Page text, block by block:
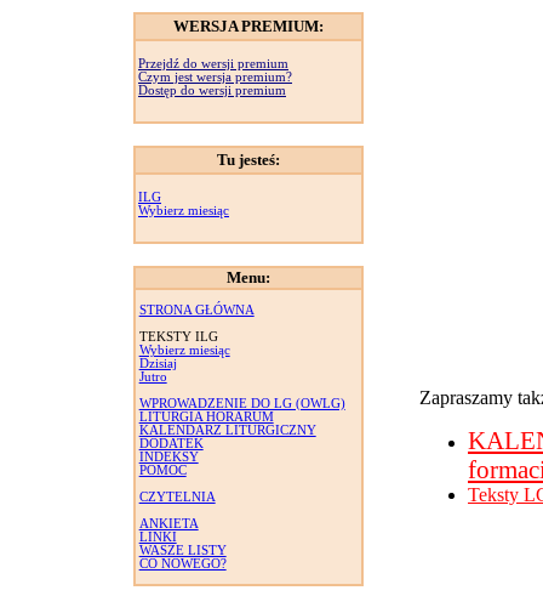
WERSJA PREMIUM:
Przejdź do wersji premium
Czym jest wersja premium?
Dostęp do wersji premium
Tu jesteś:
ILG
Wybierz miesiąc
Menu:
STRONA GŁÓWNA
TEKSTY ILG
Wybierz miesiąc
Dzisiaj
Jutro
WPROWADZENIE DO LG (OWLG)
LITURGIA HORARUM
KALENDARZ LITURGICZNY
DODATEK
INDEKSY
POMOC
CZYTELNIA
ANKIETA
LINKI
WASZE LISTY
CO NOWEGO?
Zapraszamy
Teksty